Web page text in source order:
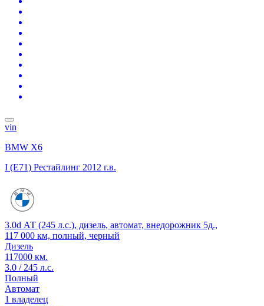
vin
BMW X6
I (E71) Рестайлинг 2012 г.в.
3.0d АТ (245 л.с.), дизель, автомат, внедорожник 5д.,
117 000 км, полный, черный
Дизель
117000 км.
3.0 / 245 л.с.
Полный
Автомат
1 владелец